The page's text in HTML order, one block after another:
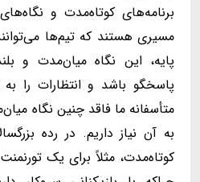
برنامه‌های کوتاه‌مدت و
مسیری هستند که تیم‌ها
پایه، این نگاه میان‌مدت و
پاسخگو باشد و انتظارات را
متأسفانه ما فاقد چنین نگاه
به آن نیاز داریم. در رده
کوتاه‌مدت، مثلاً برای یک